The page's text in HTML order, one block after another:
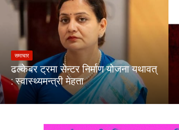
समाचार
ढल्केबर ट्रमा सेन्टर निर्माण योजना यथावत्
: स्वास्थ्यमन्त्री मेहता